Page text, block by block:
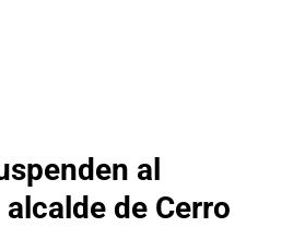
al
de Cerro